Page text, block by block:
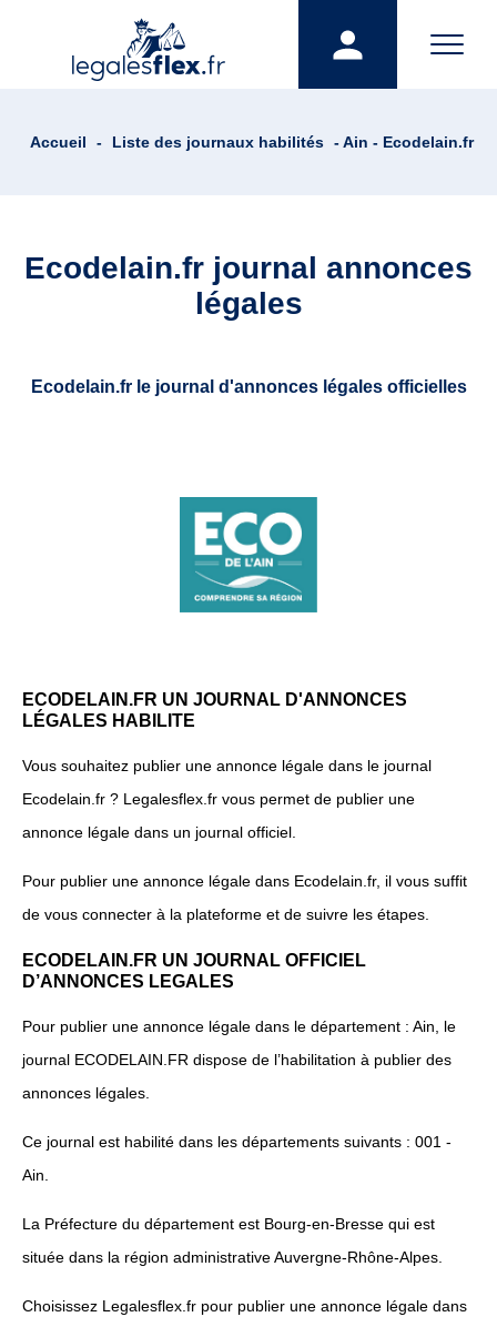
Accueil - Liste des journaux habilités - Ain - Ecodelain.fr
Ecodelain.fr journal annonces
légales
Ecodelain.fr le journal d'annonces légales officielles
ECODELAIN.FR UN JOURNAL D'ANNONCES
LÉGALES HABILITE
Vous souhaitez publier une annonce légale dans le journal
Ecodelain.fr ? Legalesflex.fr vous permet de publier une
annonce légale dans un journal officiel.
Pour publier une annonce légale dans Ecodelain.fr, il vous suffit
de vous connecter à la plateforme et de suivre les étapes.
ECODELAIN.FR UN JOURNAL OFFICIEL
D’ANNONCES LEGALES
Pour publier une annonce légale dans le département : Ain, le
journal ECODELAIN.FR dispose de l’habilitation à publier des
annonces légales.
Ce journal est habilité dans les départements suivants : 001 -
Ain.
La Préfecture du département est Bourg-en-Bresse qui est
située dans la région administrative Auvergne-Rhône-Alpes.
Choisissez Legalesflex.fr pour publier une annonce légale dans